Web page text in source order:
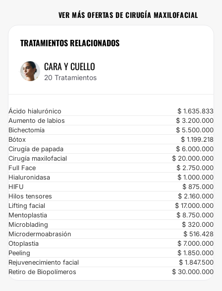
No dejes escapar esta oportunidad: con ClinicasEsteticas.com.co vas a
estás buscando el mejor precio para un servicio de calidad, ¡has encontrado
la mejor opción! Porque en ClinicasEsteticas.com.co, no queremos que el
VER MÁS OFERTAS DE CIRUGÍA MAXILOFACIAL
TRATAMIENTOS RELACIONADOS
CARA Y CUELLO
20 Tratamientos
Ácido hialurónico
$ 1.635.833
Aumento de labios
$ 3.200.000
Bichectomía
$ 5.500.000
Bótox
$ 1.199.218
Cirugía de papada
$ 6.000.000
Cirugía maxilofacial
$ 20.000.000
Full Face
$ 2.750.000
Hialuronidasa
$ 1.000.000
HIFU
$ 875.000
Hilos tensores
$ 2.160.000
Lifting facial
$ 17.000.000
Mentoplastia
$ 8.750.000
Microblading
$ 320.000
Microdermoabrasión
$ 516.428
Otoplastia
$ 7.000.000
Peeling
$ 1.850.000
Rejuvenecimiento facial
$ 1.847.500
Retiro de Biopolímeros
$ 30.000.000